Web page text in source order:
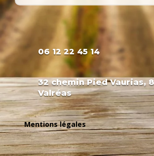
06 12 22 45 14
32 chemin Pied Vaurias,
Valréas
Mentions légales